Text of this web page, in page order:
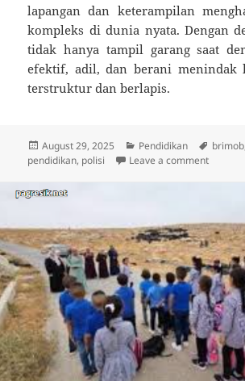
lapangan dan keterampilan
kompleks di dunia nyata. Dengan
tidak hanya tampil garang saat
efektif, adil, dan berani menindak
terstruktur dan berlapis.
Posted
on
August 29, 2025 Categories
Pendidikan Tags
brimob
pendidikan, polisi Leave a commenton